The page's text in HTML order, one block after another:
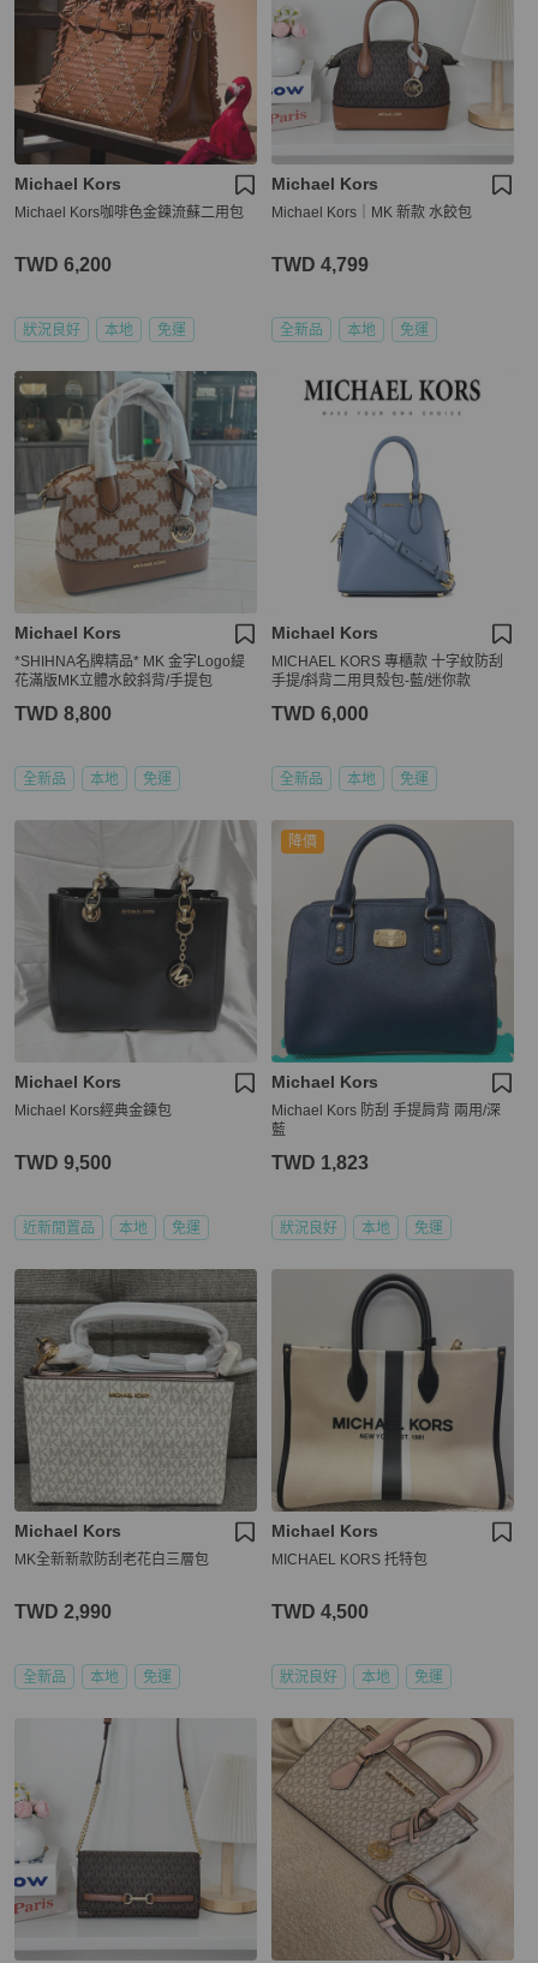
Michael Kors
Michael Kors咖啡色金鍊流蘇二用包
TWD 6,200
狀況良好 本地 免運
Michael Kors
Michael Kors｜MK 新款 水餃包
TWD 4,799
全新品 本地 免運
Michael Kors
*SHIHNA名牌精品* MK 金字Logo緹
花滿版MK立體水餃斜背/手提包
TWD 8,800
全新品 本地 免運
Michael Kors
MICHAEL KORS 專櫃款 十字紋防刮
手提/斜背二用貝殼包-藍/迷你款
TWD 6,000
全新品 本地 免運
Michael Kors
Michael Kors經典金鍊包
TWD 9,500
近新閒置品 本地 免運
降價
Michael Kors
Michael Kors 防刮 手提肩背 兩用/深
藍
TWD 1,823
狀況良好 本地 免運
Michael Kors
MK全新新款防刮老花白三層包
TWD 2,990
全新品 本地 免運
Michael Kors
MICHAEL KORS 托特包
TWD 4,500
狀況良好 本地 免運